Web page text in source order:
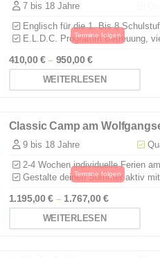
7 bis 18 Jahre
Englisch für die 1. Bis 8
E.L.D.C. Programm Betreuung,
410,00€– 950,00€
WEITERLESEN
Classic Camp am
9 bis 18 Jahre
2-4 Wochen individuelle Ferien
Gestalte deinen Sommer aktiv mit
1.195,00€ – 1.767,00€
WEITERLESEN